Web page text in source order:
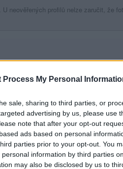
Process My Personal
sale, sharing to third parties, or
advertising by us, please use
note that after your opt-out
ads based on personal
parties prior to your opt-out. You
information by third parties
may also be disclosed by us to
neověřených profilů nelze zaručit, že